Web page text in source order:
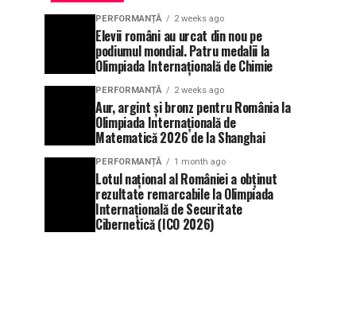
PERFORMANȚĂ 2 weeks ago
Elevii români au urcat din nou pe
podiumul mondial. Patru medalii la
Olimpiada Internațională de Chimie
PERFORMANȚĂ 2 weeks ago
Aur, argint și bronz pentru România la
Olimpiada Internațională de
Matematică 2026 de la Shanghai
PERFORMANȚĂ 1 month ago
Lotul național al României a obținut
rezultate remarcabile la Olimpiada
Internațională de Securitate
Cibernetică (ICO 2026)